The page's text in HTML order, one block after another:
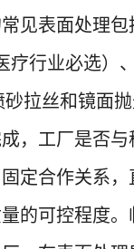
见表面处理包
疗行业必选）
砂拉丝和镜面
，工厂是否与
定合作关系，
的可控程度。